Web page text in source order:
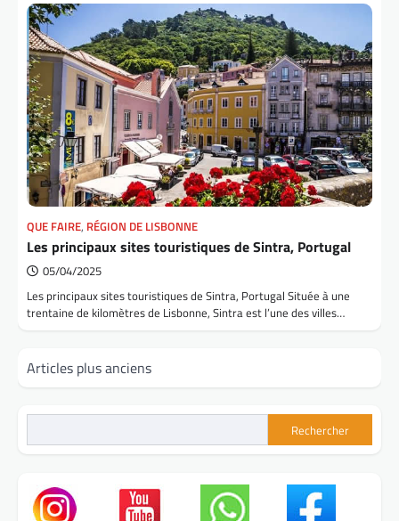
QUE FAIRE, RÉGION DE LISBONNE
Les principaux sites touristiques de Sintra, Portugal
05/04/2025
Les principaux sites touristiques de Sintra, Portugal Située à une
trentaine de kilomètres de Lisbonne, Sintra est l’une des villes…
Navigation
des
articles
Articles plus anciens
Rechercher